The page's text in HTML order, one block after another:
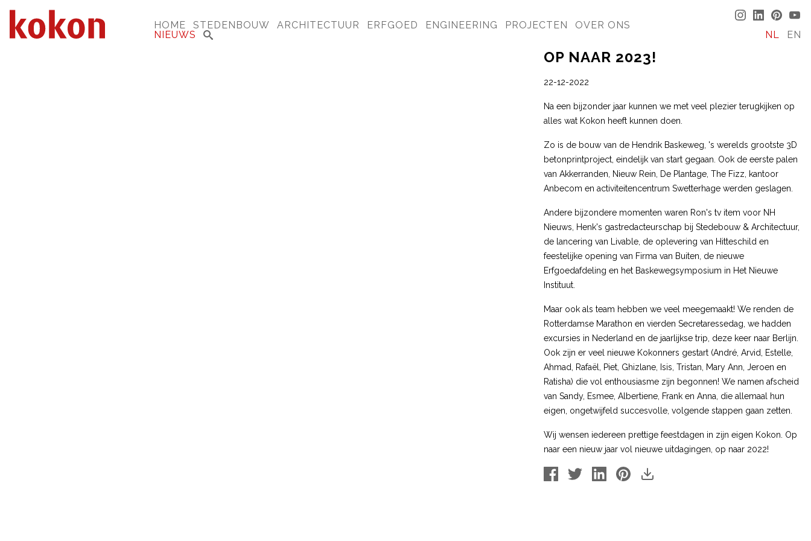
HOME STEDENBOUW ARCHITECTUUR ERFGOED ENGINEERING PROJECTEN
OVER ONS
NIEUWS
NL EN
OP NAAR 2023!
22-12-2022
Na een bijzonder jaar kunnen we met veel plezier terugkijken op
alles wat Kokon heeft kunnen doen.
Zo is de bouw van de Hendrik Baskeweg, 's werelds grootste 3D
betonprintproject, eindelijk van start gegaan. Ook de eerste palen
van Akkerranden, Nieuw Rein, De Plantage, The Fizz, kantoor
Anbecom en activiteitencentrum Swetterhage werden geslagen.
Andere bijzondere momenten waren Ron's tv item voor NH
Nieuws, Henk's gastredacteurschap bij Stedebouw & Architectuur,
de lancering van Livable, de oplevering van Hitteschild en
feestelijke opening van Firma van Buiten, de nieuwe
Erfgoedafdeling en het Baskewegsymposium in Het Nieuwe
Instituut.
Maar ook als team hebben we veel meegemaakt! We renden de
Rotterdamse Marathon en vierden Secretaressedag, we hadden
excursies in Nederland en de jaarlijkse trip, deze keer naar Berlijn.
Ook zijn er veel nieuwe Kokonners gestart (André, Arvid, Estelle,
Ahmad, Rafaël, Piet, Ghizlane, Isis, Tristan, Mary Ann, Jeroen en
Ratisha) die vol enthousiasme zijn begonnen! We namen afscheid
van Sandy, Esmee, Albertiene, Frank en Anna, die allemaal hun
eigen, ongetwijfeld succesvolle, volgende stappen gaan zetten.
Wij wensen iedereen prettige feestdagen in zijn eigen Kokon. Op
naar een nieuw jaar vol nieuwe uitdagingen, op naar 2022!